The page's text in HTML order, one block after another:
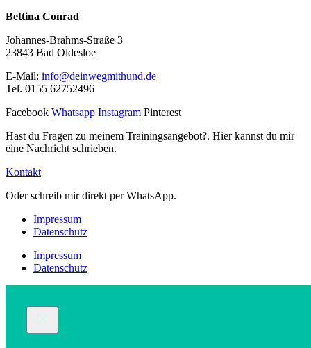
Bettina Conrad
Johannes-Brahms-Straße 3
23843 Bad Oldesloe
E-Mail: info@deinwegmithund.de
Tel. 0155 62752496
Facebook Whatsapp Instagram Pinterest
Hast du Fragen zu meinem Trainingsangebot?. Hier kannst du mir
eine Nachricht schrieben.
Kontakt
Oder schreib mir direkt per WhatsApp.
Impressum
Datenschutz
Impressum
Datenschutz